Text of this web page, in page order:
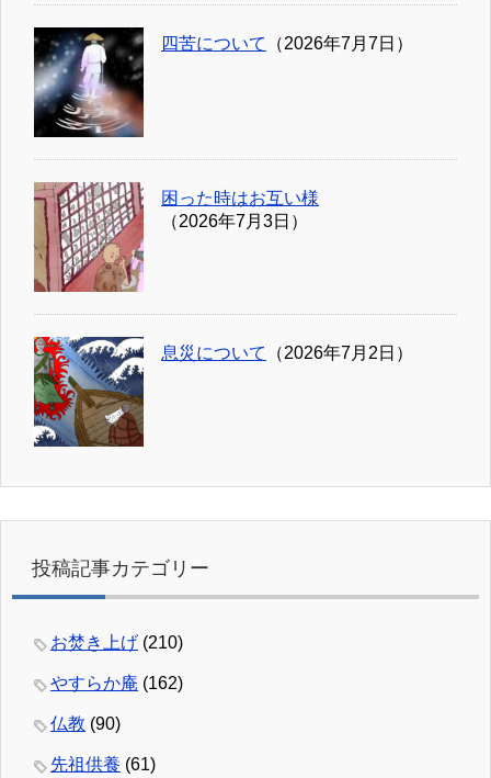
四苦について （2026年7月7日）
困った時はお互い様
（2026年7月3日）
息災について （2026年7月2日）
投稿記事カテゴリー
お焚き上げ (210)
やすらか庵 (162)
仏教 (90)
先祖供養 (61)